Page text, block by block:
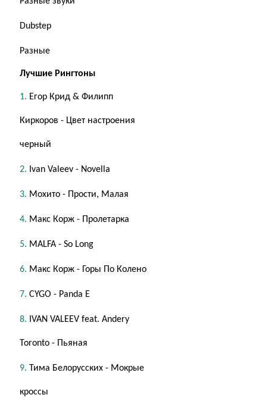
Dubstep
Разные
Лучшие Рингтоны
Егор Крид & Филипп
Киркоров - Цвет настроения
черный
Ivan Valeev - Novella
Мохито - Прости, Малая
Макс Корж - Пролетарка
MALFA - So Long
Макс Корж - Горы По Колено
CYGO - Panda E
IVAN VALEEV feat. Andery
Toronto - Пьяная
Тима Белорусских - Мокрые
кроссы